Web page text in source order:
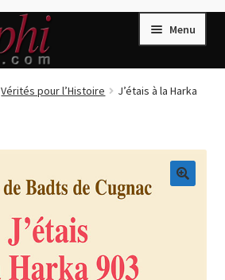
Menu
Vérités pour l’Histoire
J’étais à la Harka